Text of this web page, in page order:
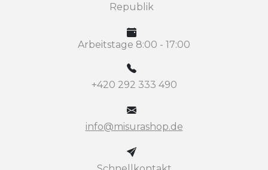
Republik
Arbeitstage 8:00 - 17:00
+420 292 333 490
info@misurashop.de